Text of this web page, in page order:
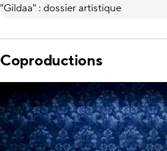
"Gildaa" : dossier artistique
Coproductions